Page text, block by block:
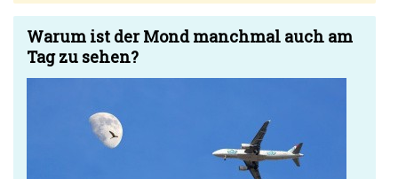
Warum ist der Mond manchmal auch am
Tag zu sehen?